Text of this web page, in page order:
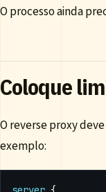
O processo ainda
Coloque
O reverse proxy
exemplo: